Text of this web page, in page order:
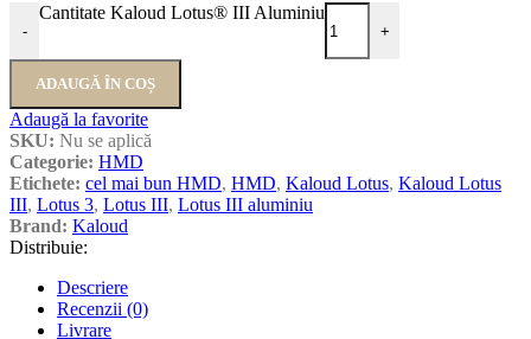
-
Cantitate Kaloud Lotus® III Aluminiu
+
ADAUGĂ ÎN COȘ
Adaugă la favorite
SKU: Nu se aplică
Categorie: HMD
Etichete: cel mai bun HMD, HMD, Kaloud Lotus, Kaloud Lotus
III, Lotus 3, Lotus III, Lotus III aluminiu
Brand: Kaloud
Distribuie:
Descriere
Recenzii (0)
Livrare